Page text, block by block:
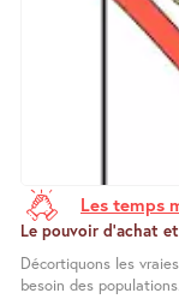
Les temps
Le pouvoir d’achat
Décortiquons les
besoin des populations.